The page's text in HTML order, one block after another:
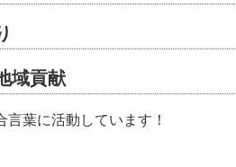
域貢献
葉に活動しています！